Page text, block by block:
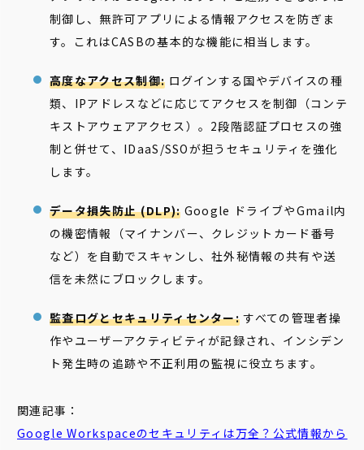
制御し、無許可アプリによる情報アクセスを防ぎま
す。これはCASBの基本的な機能に相当します。
高度なアクセス制御: ログインする国やデバイスの種
類、IPアドレスなどに応じてアクセスを制御（コンテ
キストアウェアアクセス）。2段階認証プロセスの強
制と併せて、IDaaS/SSOが担うセキュリティを強化
します。
データ損失防止 (DLP): Google ドライブやGmail内
の機密情報（マイナンバー、クレジットカード番号
など）を自動でスキャンし、社外秘情報の共有や送
信を未然にブロックします。
監査ログとセキュリティセンター: すべての管理者操
作やユーザーアクティビティが記録され、インシデン
ト発生時の追跡や不正利用の監視に役立ちます。
関連記事：
Google Workspaceのセキュリティは万全？公式情報から